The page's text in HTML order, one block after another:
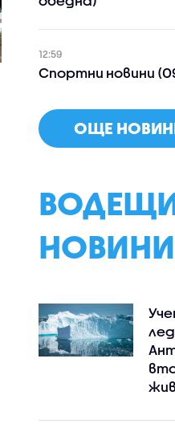
12:59
Спортни новини
ОЩЕ
НОВИНИ